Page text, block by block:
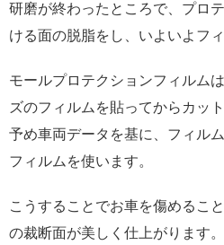
研磨が終わったところで、プロ
ける面の脱脂をし、いよいよフ
モールプロテクションフィルム
ズのフィルムを貼ってからカッ
予め車両データを基に、フィル
フィルムを使います。
こうすることでお車を傷めるこ
の裁断面が美しく仕上がります。